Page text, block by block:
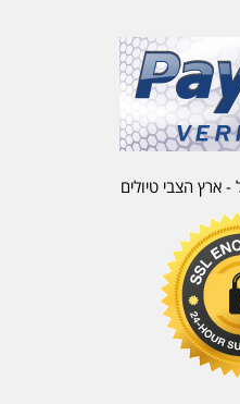
ארץ הצבי טיולים